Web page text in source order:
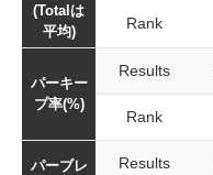
(Totalは
平均)
Rank
パーキー
プ率(%)
Results
Rank
パーブレ
Results